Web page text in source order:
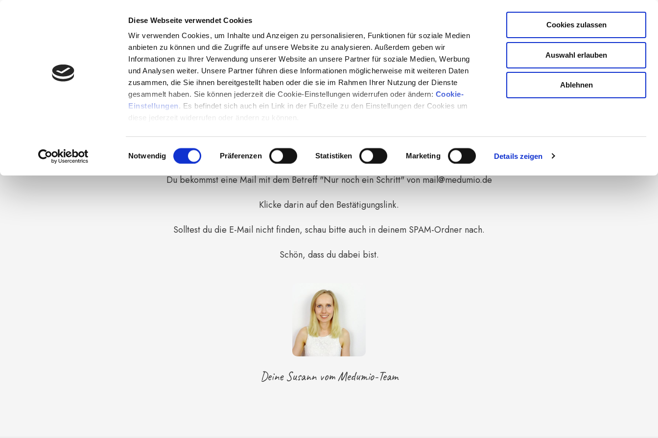
Diese Webseite verwendet Cookies
Wir verwenden Cookies, um Inhalte und Anzeigen zu personalisieren, Funktionen für soziale Medien
anbieten zu können und die Zugriffe auf unsere Website zu analysieren. Außerdem geben wir
Informationen zu Ihrer Verwendung unserer Website an unsere Partner für soziale Medien, Werbung
und Analysen weiter. Unsere Partner führen diese Informationen möglicherweise mit weiteren Daten
zusammen, die Sie ihnen bereitgestellt haben oder die sie im Rahmen Ihrer Nutzung der Dienste
gesammelt haben. Sie können jederzeit die Cookie-Einstellungen widerrufen oder ändern: Cookie-
Einstellungen. Es befindet sich auch ein Link in der Fußzeile zu den Einstellungen der Cookies um
diese jederzeit widerrufen oder ändern zu können.
Einwilligungsauswahl
Notwendig Präferenzen Statistiken Marketing Details zeigen
Cookies zulassen
Auswahl erlauben
Ablehnen
Fast geschafft
Es fehlt nur noch ein Schritt, um dir den"6 Schritte Aktionsplan bei chronischer Erschöpfung"
Du bekommst eine Mail mit dem Betreff "Nur noch ein Schritt" von mail@medumio.de
Klicke darin auf den Bestätigungslink.
Solltest du die E-Mail nicht finden, schau bitte auch in deinem SPAM-Ordner nach.
Schön, dass du dabei bist.
Deine Susann vom Medumio-Team